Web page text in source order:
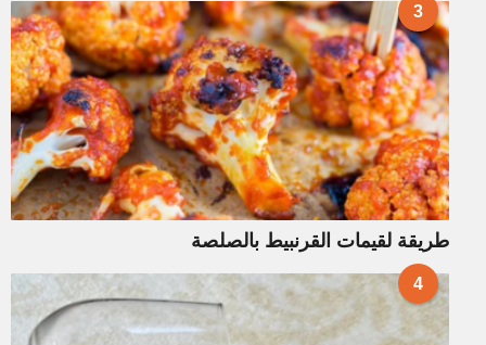
3
طريقة لقيمات القرنبيط بالصلصة
4